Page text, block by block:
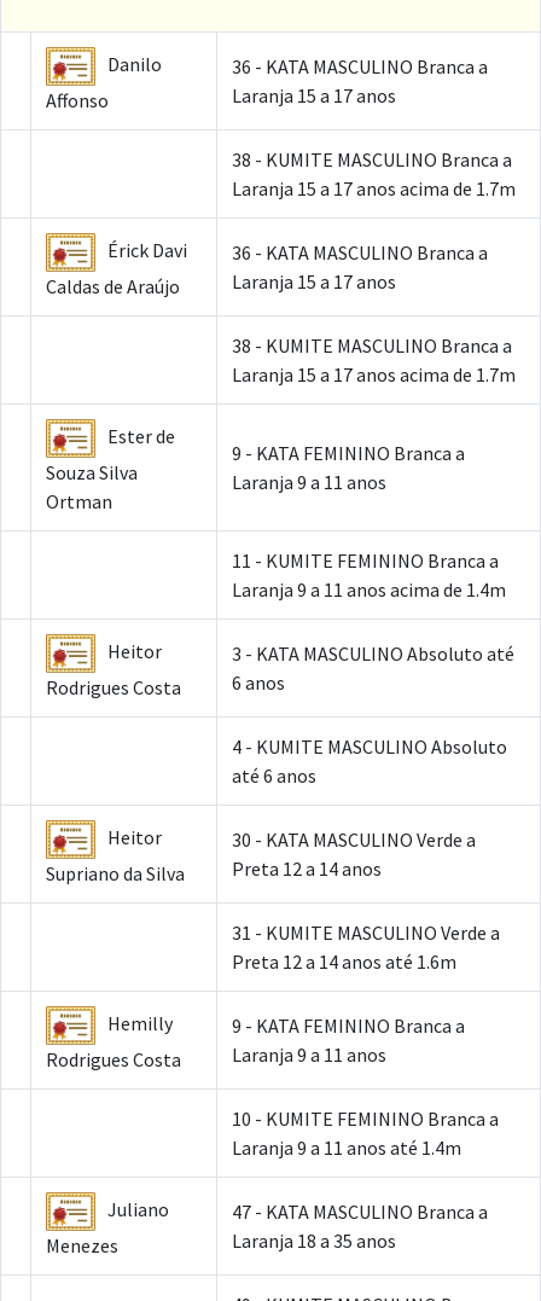
Danilo
Affonso
36 - KATA MASCULINO Branca a
Laranja 15 a 17 anos
38 - KUMITE MASCULINO Branca a
Laranja 15 a 17 anos acima de 1.7m
Érick Davi
Caldas de Araújo
36 - KATA MASCULINO Branca a
Laranja 15 a 17 anos
38 - KUMITE MASCULINO Branca a
Laranja 15 a 17 anos acima de 1.7m
Ester de
Souza Silva
Ortman
9 - KATA FEMININO Branca a
Laranja 9 a 11 anos
11 - KUMITE FEMININO Branca a
Laranja 9 a 11 anos acima de 1.4m
Heitor
Rodrigues Costa
3 - KATA MASCULINO Absoluto até
6 anos
4 - KUMITE MASCULINO Absoluto
até 6 anos
Heitor
Supriano da Silva
30 - KATA MASCULINO Verde a
Preta 12 a 14 anos
31 - KUMITE MASCULINO Verde a
Preta 12 a 14 anos até 1.6m
Hemilly
Rodrigues Costa
9 - KATA FEMININO Branca a
Laranja 9 a 11 anos
10 - KUMITE FEMININO Branca a
Laranja 9 a 11 anos até 1.4m
Juliano
Menezes
47 - KATA MASCULINO Branca a
Laranja 18 a 35 anos